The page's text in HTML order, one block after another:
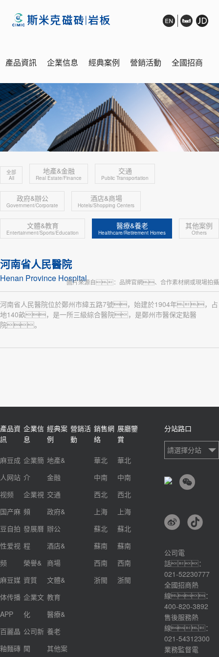
產品資訊 企業信息 經典案例 營銷活動 全國招商
銷售網絡 展廳鑒賞 在線客服
全部
All
地產&金融
Real Estate/Finance
交通
Public Transportation
政府&辦公
Government/Corporate
酒店&商場
Hotels/Shopping Centers
文體&教育
Entertainment/Sports/Education
醫療&養老
Healthcare/Retirement Homes
其他案例
Others
河南省人民醫院
Henan Province Hospital圖片來源自：品牌官網、合作素材網或現場拍攝
河南省人民醫院位於鄭州市緯五路7號，始建於1904年，占
地140畝，是一所三級綜合醫院，是鄭州市醫保定點醫
院。
產品資
訊
麻豆成
人网站
视频
国产麻
豆自拍
性爱视
频
麻豆媒
体传播
APP
百麗晶
釉麵磚
企業信
息
企業簡
介
企業視
頻
發展曆
程
榮譽&
資質
企業文
化
公司新
聞
經典案
例
地產&
金融
交通
政府&
辦公
酒店&
商場
文體&
教育
醫療&
養老
其他案
營銷活
動
銷售網
絡
華北
中南
西北
上海
蘇北
蘇南
西南
浙閩
展廳鑒
賞
華北
中南
西北
上海
蘇北
蘇南
西南
浙閩
分站路口
請選擇分站
公司電
話：
021-52230777
全國招商熱
線：
400-820-3892
售後服務熱
線：
021-54312300
業務監督電